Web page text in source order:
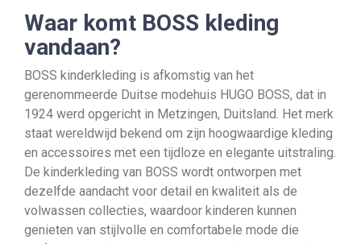
Waar komt BOSS kleding
vandaan?
BOSS kinderkleding is afkomstig van het
gerenommeerde Duitse modehuis HUGO BOSS, dat in
1924 werd opgericht in Metzingen, Duitsland. Het merk
staat wereldwijd bekend om zijn hoogwaardige kleding
en accessoires met een tijdloze en elegante uitstraling.
De kinderkleding van BOSS wordt ontworpen met
dezelfde aandacht voor detail en kwaliteit als de
volwassen collecties, waardoor kinderen kunnen
genieten van stijlvolle en comfortabele mode die